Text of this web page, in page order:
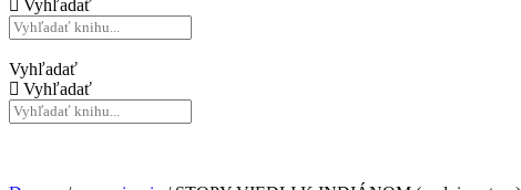
Vyhľadať
Vyhľadať
Vyhľadať